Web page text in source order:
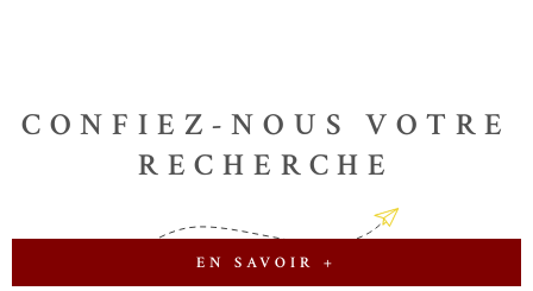
CONFIEZ-NOUS VOTRE
RECHERCHE
EN SAVOIR +